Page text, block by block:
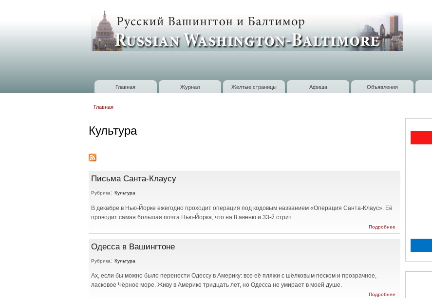
содержанию
Russian
Washington
Baltimore
Главное меню
Главная Журнал Желтые страницы Афиша Объявления
Главная
Культура
Письма Санта-Клаусу
Рубрика: Культура
В декабре в Нью-Йорке ежегодно проходит операция под кодовым названием «Операция Санта-Клаус». Её
проводит самая большая почта Нью-Йорка, что на 8 авеню и 33-й стрит.
Подробнее
Письма
Санта-
Одесса в Вашингтоне
Рубрика: Культура
Ах, если бы можно было перенести Одессу в Америку: все её пляжи с шёлковым песком и прозрачное,
ласковое Чёрное море. Живу в Америке тридцать лет, но Одесса не умирает в моей душе.
Подробнее